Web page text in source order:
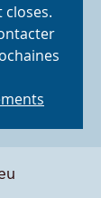
closes.